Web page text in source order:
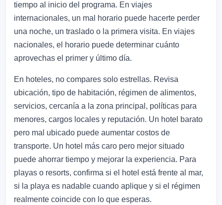
tiempo al inicio del programa. En viajes
internacionales, un mal horario puede hacerte perder
una noche, un traslado o la primera visita. En viajes
nacionales, el horario puede determinar cuánto
aprovechas el primer y último día.
En hoteles, no compares solo estrellas. Revisa
ubicación, tipo de habitación, régimen de alimentos,
servicios, cercanía a la zona principal, políticas para
menores, cargos locales y reputación. Un hotel barato
pero mal ubicado puede aumentar costos de
transporte. Un hotel más caro pero mejor situado
puede ahorrar tiempo y mejorar la experiencia. Para
playas o resorts, confirma si el hotel está frente al mar,
si la playa es nadable cuando aplique y si el régimen
realmente coincide con lo que esperas.